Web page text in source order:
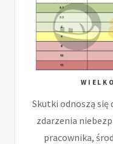
Skutki odnoszą
zdarzenia
pracownika,